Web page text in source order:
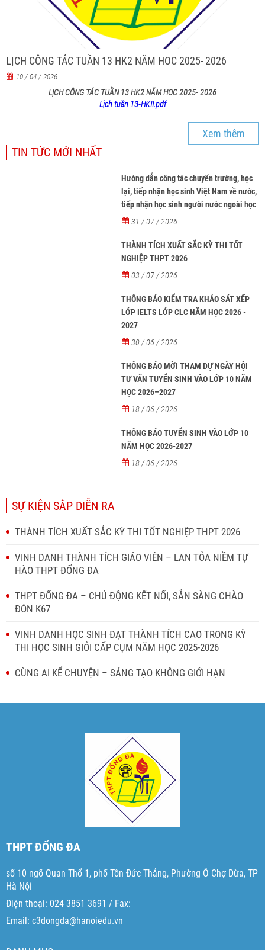
LỊCH CÔNG TÁC TUẦN 13 HK2 NĂM HOC 2025- 2026
10 / 04 / 2026
LỊCH CÔNG TÁC TUẦN 13 HK2 NĂM HOC 2025- 2026
Lịch tuần 13-HKII.pdf
Xem thêm
TIN TỨC MỚI NHẤT
Hướng dẫn công tác chuyển trường, học
lại, tiếp nhận học sinh Việt Nam về nước,
tiếp nhận học sinh người nước ngoài học
tại các trường từ năm học 2026-2027
31 / 07 / 2026
THÀNH TÍCH XUẤT SẮC KỲ THI TỐT
NGHIỆP THPT 2026
03 / 07 / 2026
THÔNG BÁO KIỂM TRA KHẢO SÁT XẾP
LỚP IELTS LỚP CLC NĂM HỌC 2026 -
2027
30 / 06 / 2026
THÔNG BÁO MỜI THAM DỰ NGÀY HỘI
TƯ VẤN TUYỂN SINH VÀO LỚP 10 NĂM
HỌC 2026–2027
18 / 06 / 2026
THÔNG BÁO TUYỂN SINH VÀO LỚP 10
NĂM HỌC 2026-2027
18 / 06 / 2026
SỰ KIỆN SẮP DIỄN RA
THÀNH TÍCH XUẤT SẮC KỲ THI TỐT NGHIỆP THPT 2026
VINH DANH THÀNH TÍCH GIÁO VIÊN – LAN TỎA NIỀM TỰ
HÀO THPT ĐỐNG ĐA
THPT ĐỐNG ĐA – CHỦ ĐỘNG KẾT NỐI, SẴN SÀNG CHÀO
ĐÓN K67
VINH DANH HỌC SINH ĐẠT THÀNH TÍCH CAO TRONG KỲ
THI HỌC SINH GIỎI CẤP CỤM NĂM HỌC 2025-2026
CÙNG AI KỂ CHUYỆN – SÁNG TẠO KHÔNG GIỚI HẠN
THPT ĐỐNG ĐA
số 10 ngõ Quan Thổ 1, phố Tôn Đức Thắng, Phường Ô Chợ Dừa, TP
Hà Nội
Điện thoại: 024 3851 3691 / Fax:
Email: c3dongda@hanoiedu.vn